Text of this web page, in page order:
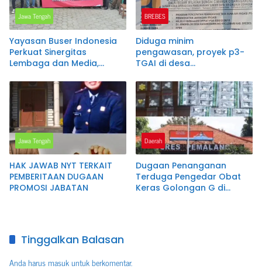
Jawa Tengah
Yayasan Buser Indonesia
Perkuat Sinergitas
Lembaga dan Media,
sebagai Ketua DPC Brebes
BREBES
Diduga minim
pengawasan, proyek p3-
TGAI di desa
warga.
Jawa Tengah
HAK JAWAB NYT TERKAIT
PEMBERITAAN DUGAAN
PROMOSI JABATAN
Daerah
Dugaan Penanganan
Terduga Pengedar Obat
Keras Golongan G di
Tinggalkan Balasan
Anda harusmasukuntuk berkomentar.